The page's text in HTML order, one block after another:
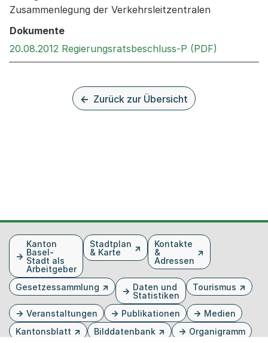
Zusammenlegung der Verkehrsleitzentralen
Dokumente
20.08.2012 Regierungsratsbeschluss-P (PDF)
Zurück zur Übersicht
FusszeileKanton
Basel-
Stadt als
Arbeitgeber
Stadtplan
& Karte
Kontakte
&
Adressen
Gesetzessammlung
Daten und
Statistiken
Tourismus
Veranstaltungen Publikationen
Medien
Kantonsblatt
Bilddatenbank Organigramm